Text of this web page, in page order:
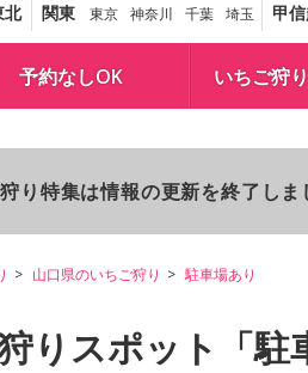
北 関東 東京 神奈川 千葉 埼玉 甲
予約なしOK いちご狩
り特集は情報の更新を終了し
山口県のいちご狩り 駐車場あり
りスポット「駐